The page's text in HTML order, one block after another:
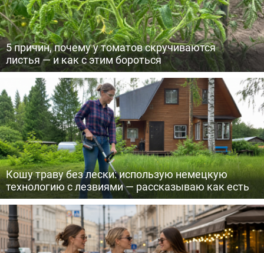
5 причин, почему у томатов скручиваются
листья — и как с этим бороться
Кошу траву без лески: использую немецкую
технологию с лезвиями — рассказываю как есть